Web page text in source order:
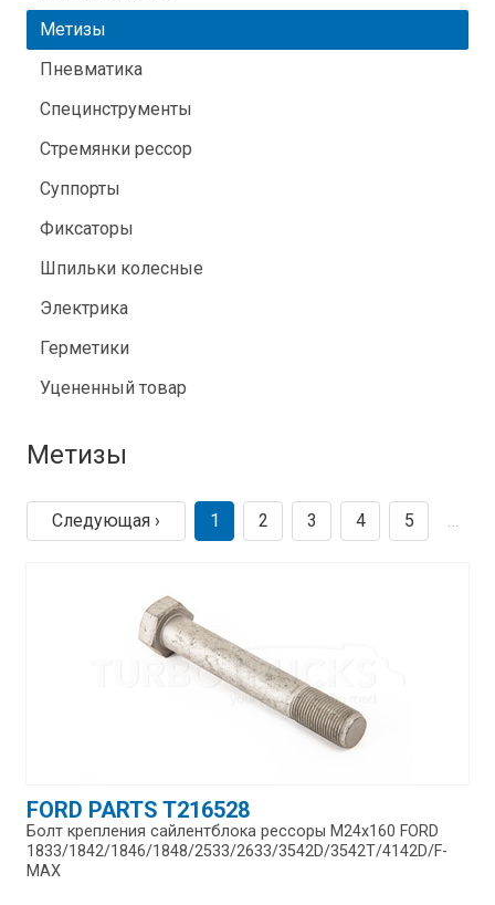
Метизы
Пневматика
Специнструменты
Стремянки рессор
Суппорты
Фиксаторы
Шпильки колесные
Электрика
Герметики
Уцененный товар
Метизы
Следующая › 1 2 3 4 5 …
FORD PARTS T216528
Болт крепления сайлентблока рессоры M24x160 FORD
1833/​1842/​1846/​1848/​2533/​2633/​3542D/​3542T/​4142D/​F-
MAX